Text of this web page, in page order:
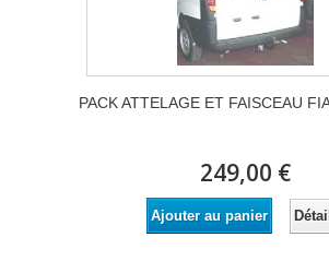
PACK ATTELAGE ET FAISCEAU
249,00 €
Ajouter au panier